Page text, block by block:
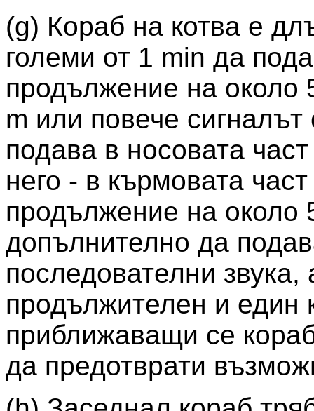
(g) Кораб на котва е
големи от 1 min да
продължение на около
m или повече
подава в носовата
него - в кърмовата
продължение на около
допълнително да
последователни
продължителен и един
приближаващи се
да предотврати